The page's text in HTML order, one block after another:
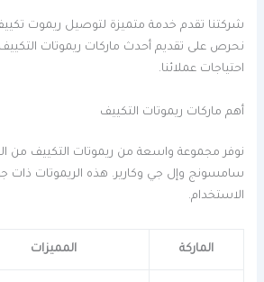
شركتنا تقدم خدمة متميزة لتوصيل ريموت تكييف
نحرص على تقديم أحدث ماركات ريموتات
احتياجات عملائنا.
أهم ماركات ريموتات التكييف
نوفر مجموعة واسعة من ريموتات التكييف من
سامسونج وإل جي وكارير. هذه الريموتات ذات
الاستخدام.
الماركة المميزات